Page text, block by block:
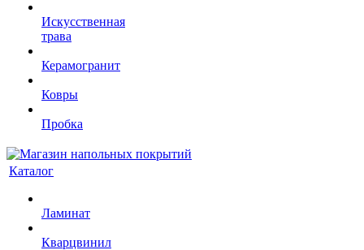
Искусственная
трава
Керамогранит
Ковры
Пробка
Каталог
Ламинат
Кварцвинил